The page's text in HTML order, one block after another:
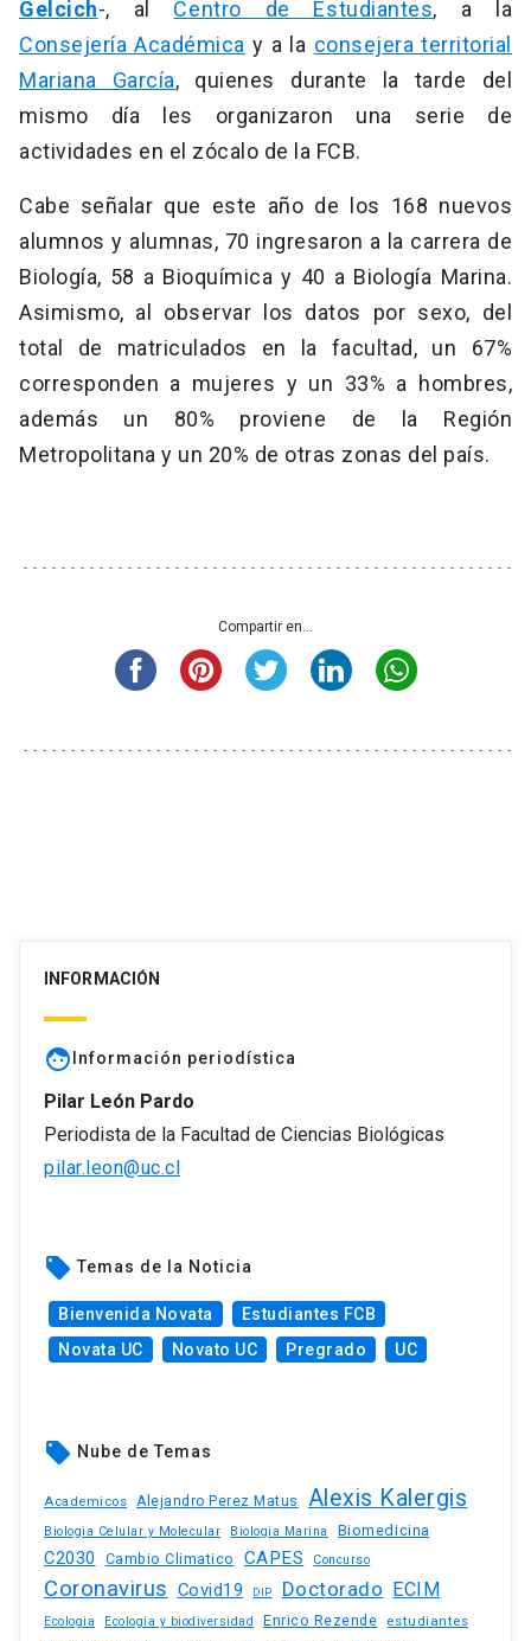
Gelcich-, al Centro de Estudiantes, a la
Consejería Académica y a la consejera territorial
Mariana García, quienes durante la tarde del
mismo día les organizaron una serie de
actividades en el zócalo de la FCB.
Cabe señalar que este año de los 168 nuevos
alumnos y alumnas, 70 ingresaron a la carrera de
Biología, 58 a Bioquímica y 40 a Biología Marina.
Asimismo, al observar los datos por sexo, del
total de matriculados en la facultad, un 67%
corresponden a mujeres y un 33% a hombres,
además un 80% proviene de la Región
Metropolitana y un 20% de otras zonas del país.
Compartir en...
INFORMACIÓN
face Información periodística
Pilar León Pardo
Periodista de la Facultad de Ciencias Biológicas
pilar.leon@uc.cl
local_offer Temas de la Noticia
Bienvenida Novata
Estudiantes FCB
Novata UC
Novato UC Pregrado UC
local_offer Nube de Temas
Academicos Alejandro Perez Matus Alexis Kalergis
Biologia Celular y Molecular Biologia Marina Biomedicina
C2030 Cambio Climatico CAPES Concurso
Coronavirus Covid19 DIP Doctorado ECIM
Ecologia Ecologia y biodiversidad Enrico Rezende estudiantes